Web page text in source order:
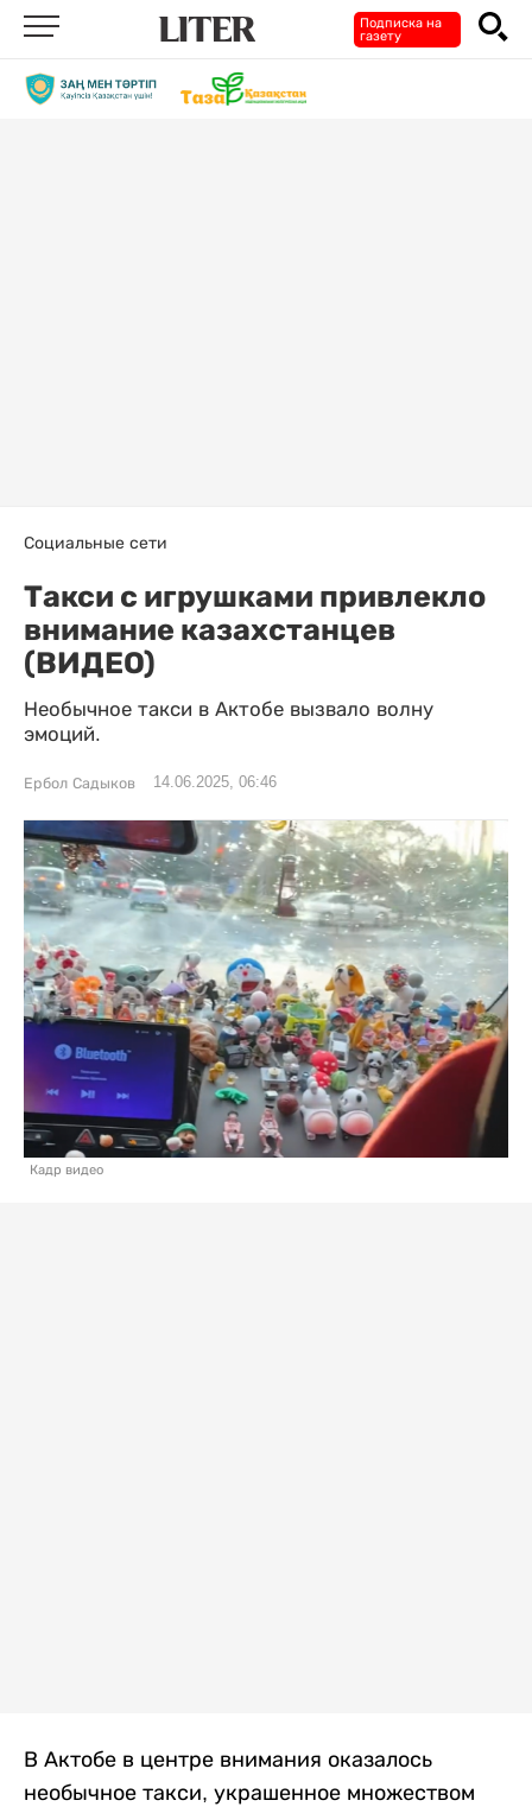
Подписка на
газету
Социальные сети
Такси с игрушками привлекло
внимание казахстанцев
(ВИДЕО)
Необычное такси в Актобе вызвало волну
эмоций.
Ербол Садыков 14.06.2025, 06:46
Кадр видео
В Актобе в центре внимания оказалось
необычное такси, украшенное множеством